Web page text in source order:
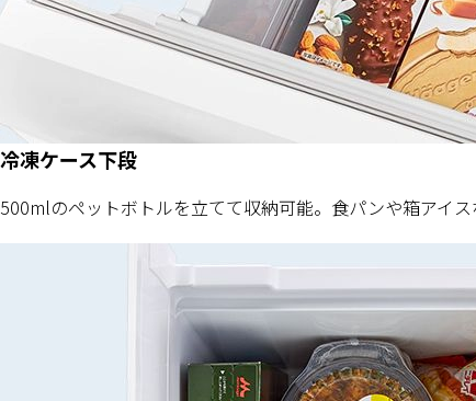
冷凍ケース下段
500mlのペットボトルを立てて収納可能。食パンや箱アイ